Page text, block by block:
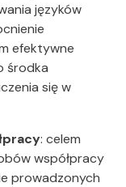
języków
efektywne
środka
się w
: celem
współpracy
prowadzonych